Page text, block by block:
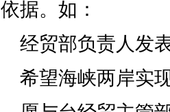
依据。如：
经贸部负责人发
希望海峡两岸实